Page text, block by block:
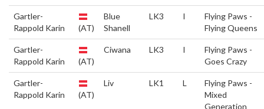
Gartler-
Rappold Karin
(AT)
Blue
Shanell
LK3 I
Flying Paws -
Flying Queens
Gartler-
Rappold Karin
(AT)
Ciwana LK3 I
Flying Paws -
Goes Crazy
Gartler-
Rappold Karin
(AT)
Liv LK1 L
Flying Paws -
Mixed
Generation